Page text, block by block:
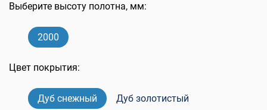
Выберите высоту полотна, мм:
2000
Цвет покрытия:
Дуб снежный
Дуб золотистый